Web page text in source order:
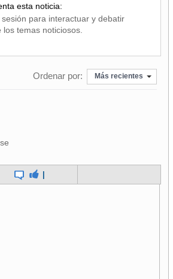
esta noticia:
sesión para interactuar y debatir
los temas noticiosos.
Ordenar por: Más recientes
|